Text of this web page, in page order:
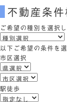
(キ
ー
ワ
ー
ド)
不動産条件
ご希望の種別を選択
以下ご希望の条件を
市区選択
駅徒歩